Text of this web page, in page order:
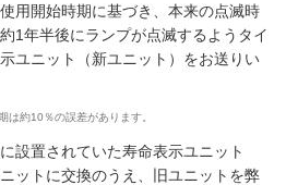
用開始時期に基づき、本来の点滅時
1年半後にランプが点滅するようタイ
ユニット（新ユニット）をお送りい
は約10％の誤差があります。
設置されていた寿命表示ユニット
ットに交換のうえ、旧ユニットを弊